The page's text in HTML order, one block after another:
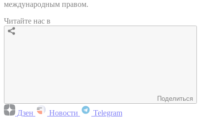
международным правом.
Читайте нас в
Поделиться
Дзен Новости Telegram